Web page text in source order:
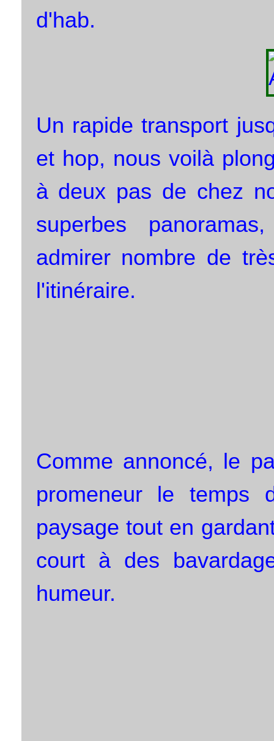
d'hab.
Un rapide transport
et hop, nous voilà
à deux pas de chez
superbes
admirer nombre de
l'itinéraire.
Comme annoncé, le
promeneur le temps
paysage tout en
court à des
humeur.